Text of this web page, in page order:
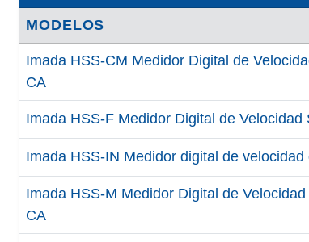
MODELOS
Imada HSS-CM Medidor Digital de
CA
Imada HSS-F Medidor Digital de
Imada HSS-IN Medidor digital de
Imada HSS-M Medidor Digital de
CA